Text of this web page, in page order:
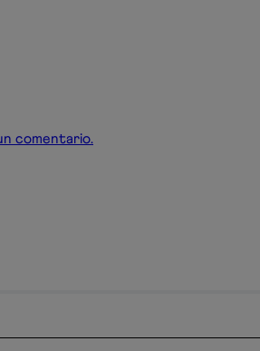
comentario.